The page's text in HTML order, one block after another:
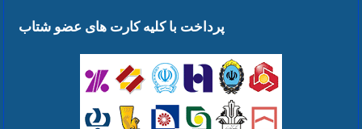
پرداخت با کلیه کارت های عضو شتاب